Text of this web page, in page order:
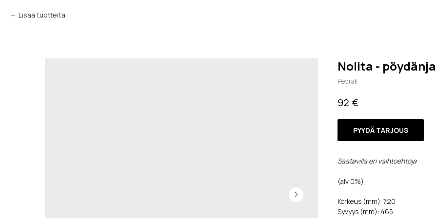
Lisää tuotteita
Nolita -
Pedrali
92 €
PYYDÄ TARJOUS
Saatavilla eri vaihtoehtoja
(alv 0%)
Korkeus (mm): 720
Syvyys (mm): 465